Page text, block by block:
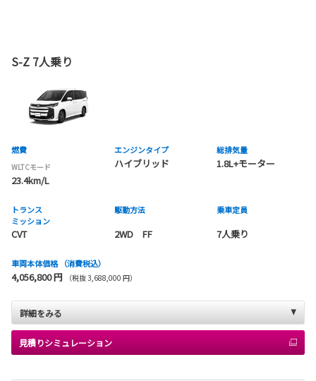
S-Z 7人乗り
燃費
WLTCモード
23.4km/L
エンジンタイプ
ハイブリッド
総排気量
1.8L+モーター
トランス
ミッション
CVT
駆動方法
2WD FF
乗車定員
7人乗り
車両本体価格 （消費税込）
4,056,800 円 （税抜 3,688,000 円）
詳細をみる
見積りシミュレーション